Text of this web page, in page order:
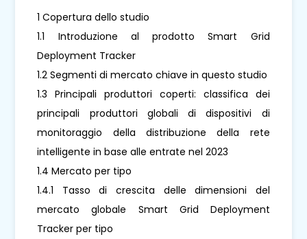
1 Copertura dello studio
1.1 Introduzione al prodotto Smart Grid
Deployment Tracker
1.2 Segmenti di mercato chiave in questo studio
1.3 Principali produttori coperti: classifica dei
principali produttori globali di dispositivi di
monitoraggio della distribuzione della rete
intelligente in base alle entrate nel 2023
1.4 Mercato per tipo
1.4.1 Tasso di crescita delle dimensioni del
mercato globale Smart Grid Deployment
Tracker per tipo